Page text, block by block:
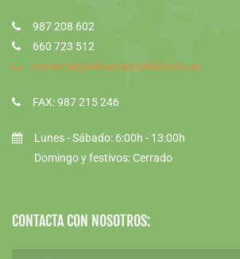
987 208 602
660 723 512
comercial@elmercadodelafruta.es
FAX: 987 215 246
Lunes - Sábado: 6:00h - 13:00h
Domingo y festivos: Cerrado
CONTACTA CON NOSOTROS: